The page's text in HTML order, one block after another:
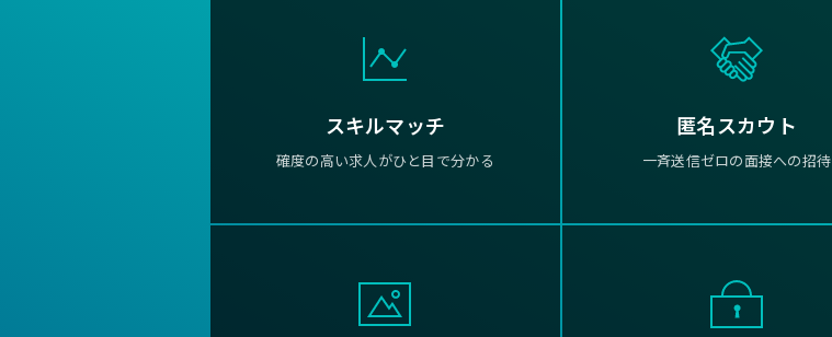
スキルマッチ
確度の高い求人がひと目で分かる
匿名スカウト
一斉送信ゼロの面接への招待